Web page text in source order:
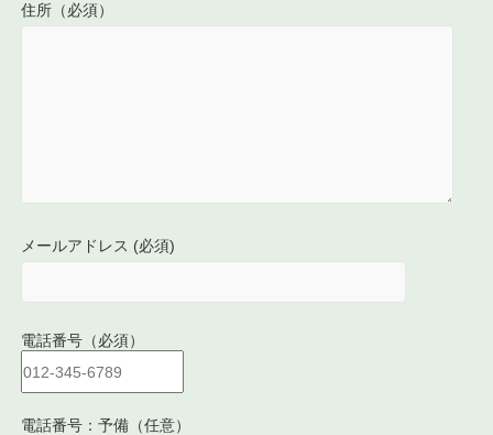
住所（必須）
メールアドレス (必須)
電話番号（必須）
電話番号：予備（任意）